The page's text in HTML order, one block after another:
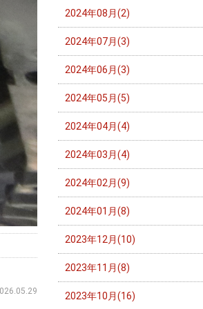
2024年08月(2)
2024年07月(3)
2024年06月(3)
2024年05月(5)
2024年04月(4)
2024年03月(4)
2024年02月(9)
2024年01月(8)
2023年12月(10)
2023年11月(8)
2023年10月(16)